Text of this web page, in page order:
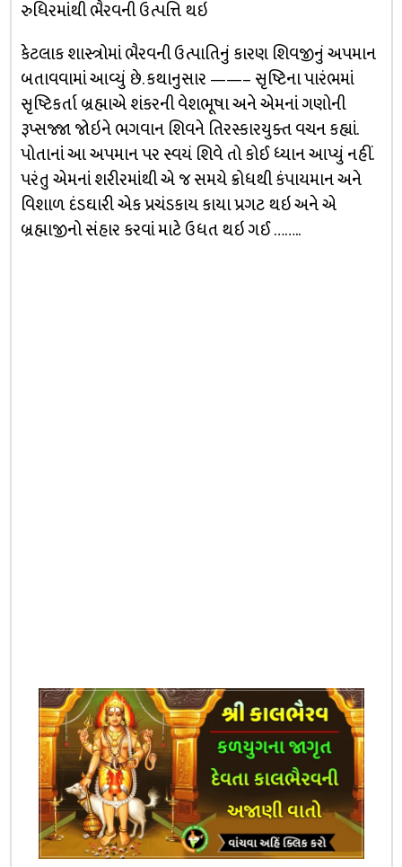
રુધિરમાંથી ભૈરવની ઉત્પત્તિ થઇ
કેટલાક શાસ્ત્રોમાં ભૈરવની ઉત્પાતિનું કારણ શિવજીનું અપમાન
બતાવવામાં આવ્યું છે. કથાનુસાર ——– સૃષ્ટિના પારંભમાં
સૃષ્ટિકર્તા બ્રહ્માએ શંકરની વેશભૂષા અને એમનાં ગણોની
રૂપ્સજ્જા જોઇને ભગવાન શિવને તિરસ્કારયુક્ત વચન કહ્યાં.
પોતાનાં આ અપમાન પર સ્વયં શિવે તો કોઈ ધ્યાન આપ્યું નહીં.
પરંતુ એમનાં શરીરમાંથી એ જ સમયે ક્રોધથી કંપાયમાન અને
વિશાળ દંડઘારી એક પ્રચંડકાય કાયા પ્રગટ થઇ અને એ
બ્રહ્માજીનો સંહાર કરવાં માટે ઉધત થઇ ગઈ ……..